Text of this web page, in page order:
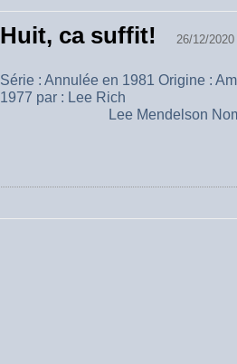
Huit, ca suffit! 26/12/2020
Série : Annulée en 1981 Origine :
1977 par : Lee Rich
Lee Mendelson Nombre